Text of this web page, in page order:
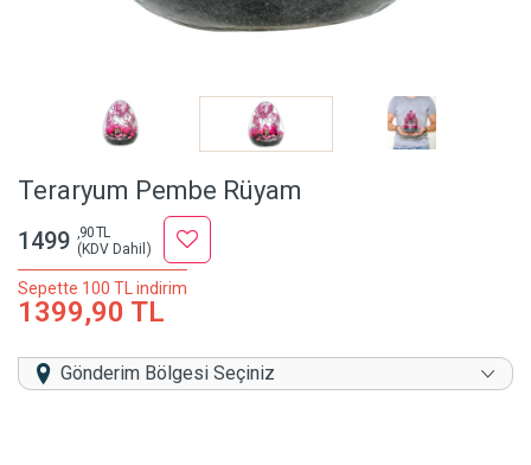
Teraryum Pembe Rüyam
1499 ,90 TL
(KDV Dahil)
Sepette 100 TL indirim
1399,90 TL
Gönderim Bölgesi Seçiniz